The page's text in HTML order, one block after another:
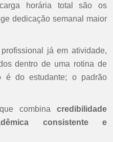
horária total são os
dedicação semanal maior
já em atividade,
dentro de uma rotina de
é do estudante; o padrão
combina credibilidade
consistente e